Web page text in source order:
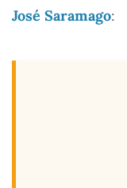
José Saramago: